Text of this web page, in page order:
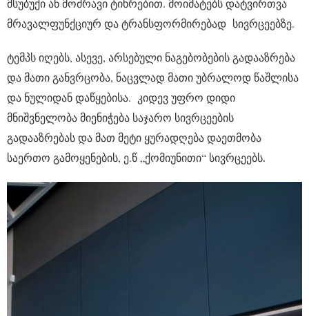
მრავალფუნქციურ და ტრანსფორმირებად სივრცეებზე.
ტემპს იღებს, ასევე, არსებული ნაგებობების გადააზრება
და მათი განვრცობა, ნაცვლად მათი უბრალოდ წაშლისა
და ნულიდან დაწყებისა. კიდევ უფრო დიდი
მნიშვნელობა მიენიჭება საჯარო სივრცეების
გადააზრებას და მათ მეტი ყურადღება დაეთმობა
საერთო გამოყენების, ე.წ „ქომიუნითი“ სივრცეებს.